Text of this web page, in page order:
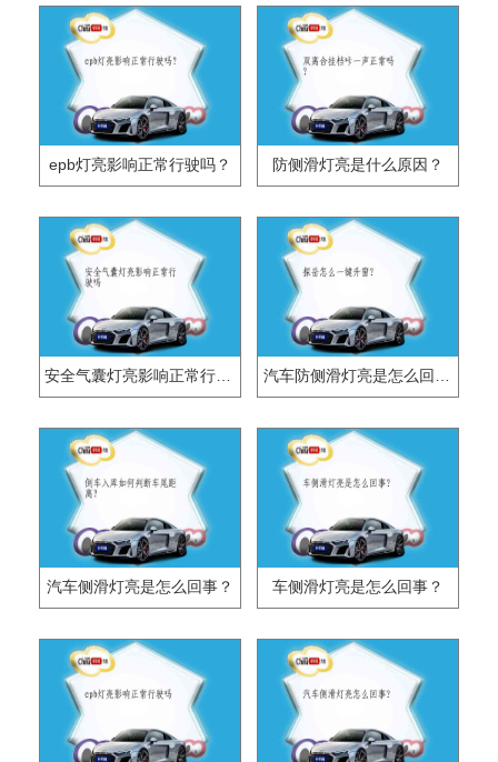
epb灯亮影响正常行驶吗？ 防侧滑灯亮是什么原因？
汽车侧滑灯亮是怎么回事？ 车侧滑灯亮是怎么回事？